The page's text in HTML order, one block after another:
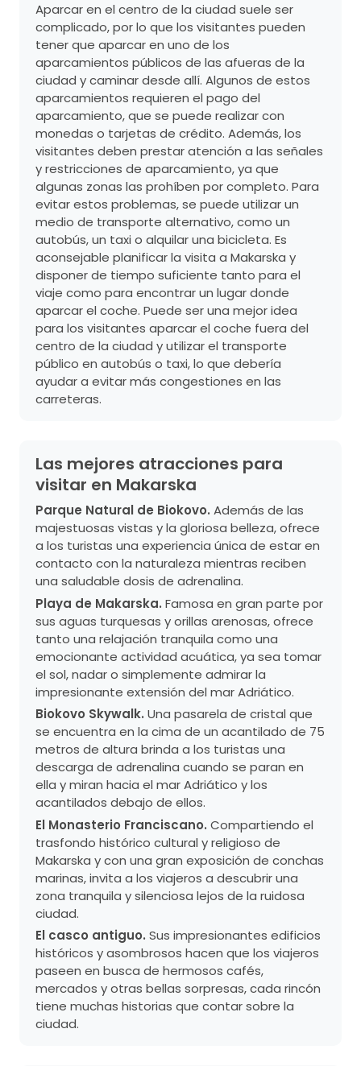
Aparcar en el centro de la ciudad suele ser
complicado, por lo que los visitantes pueden
tener que aparcar en uno de los
aparcamientos públicos de las afueras de la
ciudad y caminar desde allí. Algunos de estos
aparcamientos requieren el pago del
aparcamiento, que se puede realizar con
monedas o tarjetas de crédito. Además, los
visitantes deben prestar atención a las señales
y restricciones de aparcamiento, ya que
algunas zonas las prohíben por completo. Para
evitar estos problemas, se puede utilizar un
medio de transporte alternativo, como un
autobús, un taxi o alquilar una bicicleta. Es
aconsejable planificar la visita a Makarska y
disponer de tiempo suficiente tanto para el
viaje como para encontrar un lugar donde
aparcar el coche. Puede ser una mejor idea
para los visitantes aparcar el coche fuera del
centro de la ciudad y utilizar el transporte
público en autobús o taxi, lo que debería
ayudar a evitar más congestiones en las
carreteras.
Las mejores atracciones para
visitar en Makarska
Parque Natural de Biokovo. Además de las
majestuosas vistas y la gloriosa belleza, ofrece
a los turistas una experiencia única de estar en
contacto con la naturaleza mientras reciben
una saludable dosis de adrenalina.
Playa de Makarska. Famosa en gran parte por
sus aguas turquesas y orillas arenosas, ofrece
tanto una relajación tranquila como una
emocionante actividad acuática, ya sea tomar
el sol, nadar o simplemente admirar la
impresionante extensión del mar Adriático.
Biokovo Skywalk. Una pasarela de cristal que
se encuentra en la cima de un acantilado de 75
metros de altura brinda a los turistas una
descarga de adrenalina cuando se paran en
ella y miran hacia el mar Adriático y los
acantilados debajo de ellos.
El Monasterio Franciscano. Compartiendo el
trasfondo histórico cultural y religioso de
Makarska y con una gran exposición de conchas
marinas, invita a los viajeros a descubrir una
zona tranquila y silenciosa lejos de la ruidosa
ciudad.
El casco antiguo. Sus impresionantes edificios
históricos y asombrosos hacen que los viajeros
paseen en busca de hermosos cafés,
mercados y otras bellas sorpresas, cada rincón
tiene muchas historias que contar sobre la
ciudad.